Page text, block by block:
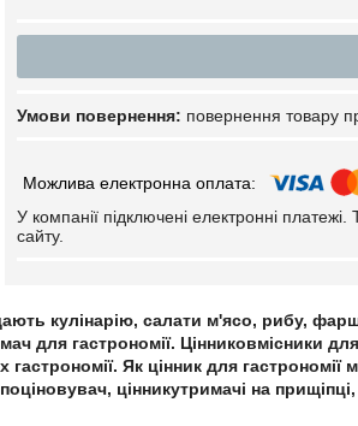
повернення товару
У компанії підключені електронні
сайту.
кулінарію, салати м'ясо, рибу,
для гастрономії. Цінниковмісники
Як цінник для
цінникутримачі на